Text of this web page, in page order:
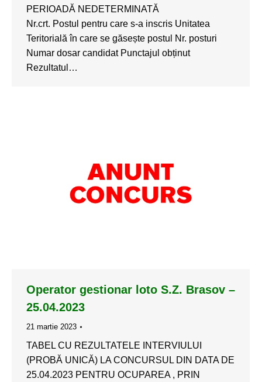
PERIOADĂ NEDETERMINATĂ
Nr.crt. Postul pentru care s-a inscris Unitatea
Teritorială în care se găsește postul Nr. posturi
Numar dosar candidat Punctajul obținut
Rezultatul…
Operator gestionar loto S.Z. Brasov –
25.04.2023
21 martie 2023
TABEL CU REZULTATELE INTERVIULUI
(PROBĂ UNICĂ) LA CONCURSUL DIN DATA DE
25.04.2023 PENTRU OCUPAREA , PRIN